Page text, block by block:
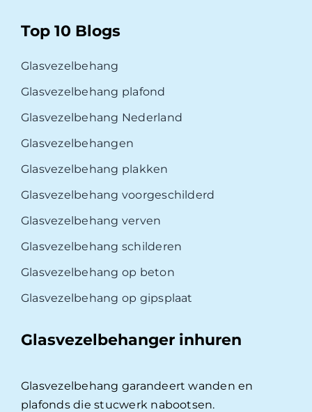
Top 10 Blogs
Glasvezelbehang
Glasvezelbehang plafond
Glasvezelbehang Nederland
Glasvezelbehangen
Glasvezelbehang plakken
Glasvezelbehang voorgeschilderd
Glasvezelbehang verven
Glasvezelbehang schilderen
Glasvezelbehang op beton
Glasvezelbehang op gipsplaat
Glasvezelbehanger inhuren
Glasvezelbehang garandeert wanden en
plafonds die stucwerk nabootsen.